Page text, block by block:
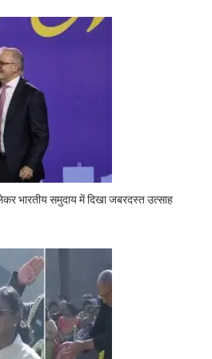
भारतीय समुदाय में दिखा जबरदस्त उत्साह